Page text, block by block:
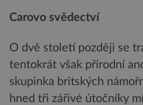
Carovo svědectví
O dvě století později se
tentokrát však přírodní
skupinka britských
hned tři zářivé útočníky